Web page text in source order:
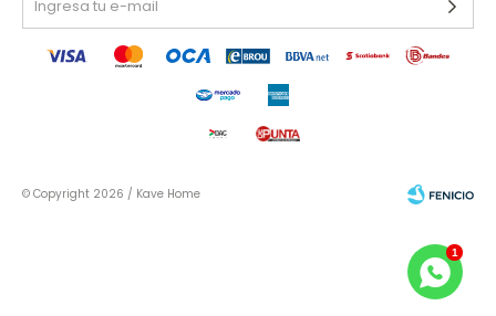
© Copyright 2026 / Kave Home